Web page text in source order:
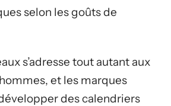
selon les goûts de
s’adresse tout autant aux
et les marques
des calendriers